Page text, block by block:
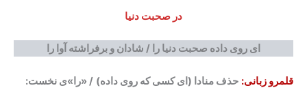
در صحبت دنیا
ای روی داده صحبت دنیا را / شادان و برفراشته آوا را
قلمرو زبانی: حذف منادا (ای کسی که روی داده) / «را»ی نخست: